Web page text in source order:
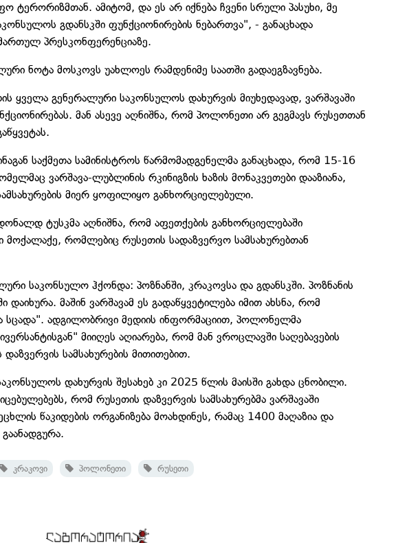
ტერორიზმთან. ამიტომ, და ეს არ იქნება ჩვენი სრული პასუხი, მე
გდანსკში ფუნქციონირების ნებართვა", - განაცხადა
პრესკონფერენციაზე.
ნოტა მოსკოვს უახლოეს რამდენიმე საათში გადაეგზავნება.
ყველა გენერალური საკონსულოს დახურვის მიუხედავად, ვარშავაში
მან ასევე აღნიშნა, რომ პოლონეთი არ გეგმავს რუსეთთან
საქმეთა სამინისტროს წარმომადგენელმა განაცხადა, რომ 15-16
ვარშავა-ლუბლინის რკინიგზის ხაზის მონაკვეთები დააზიანა,
მიერ ყოფილიყო განხორციელებული.
ტუსკმა აღნიშნა, რომ აფეთქების განხორციელებაში
მოქალაქე, რომლებიც რუსეთის სადაზვერვო სამსახურებთან
საკონსულო ჰქონდა: პოზნანში, კრაკოვსა და გდანსკში. პოზნანის
მაშინ ვარშავამ ეს გადაწყვეტილება იმით ახსნა, რომ
სცადა". ადგილობრივი მედიის ინფორმაციით, პოლონელმა
მიიღეს აღიარება, რომ მან ვროცლავში საღებავების
სამსახურების მითითებით.
დახურვის შესახებ კი 2025 წლის მაისში გახდა ცნობილი.
რომ რუსეთის დაზვერვის სამსახურებმა ვარშავაში
წაკიდების ორგანიზება მოახდინეს, რამაც 1400 მაღაზია და
კრაკოვი პოლონეთი რუსეთი